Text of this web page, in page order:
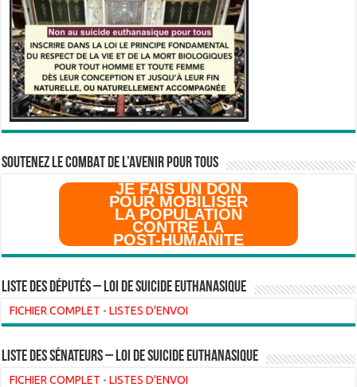
SOUTENEZ LE COMBAT DE L’AVenir pour Tous
JE FAIS UN DON
POUR MOBILISER
LA POPULATION
CONTRE LA
POST-HUMANITE
Liste des Députés – Loi de suicide euthanasique
FICHIER COMPLET -LISTES D'ENVOI
liste des sénateurs – loi de suicide euthanasique
FICHIER COMPLET -LISTES D'ENVOI